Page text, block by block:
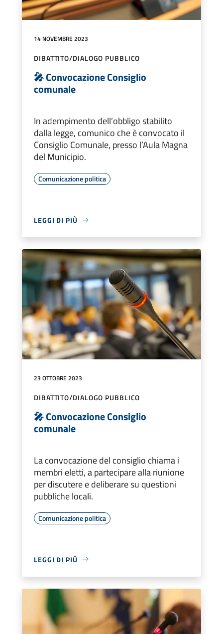
14 NOVEMBRE 2023
DIBATTITO/DIALOGO PUBBLICO
🎤 Convocazione Consiglio
comunale
In adempimento dell’obbligo stabilito
dalla legge, comunico che è convocato il
Consiglio Comunale, presso l’Aula Magna
del Municipio.
Comunicazione politica
LEGGI DI PIÙ
23 OTTOBRE 2023
DIBATTITO/DIALOGO PUBBLICO
🎤 Convocazione Consiglio
comunale
La convocazione del consiglio chiama i
membri eletti, a partecipare alla riunione
per discutere e deliberare su questioni
pubbliche locali.
Comunicazione politica
LEGGI DI PIÙ